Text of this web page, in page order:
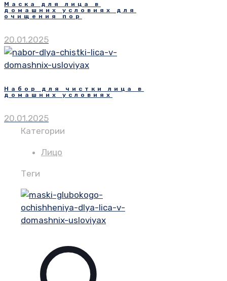
Маска для лица в
домашних условиях для
очищения пор
20.01.2025
Набор для чистки лица в
домашних условиях
20.01.2025
Категории
Лицо
Теги